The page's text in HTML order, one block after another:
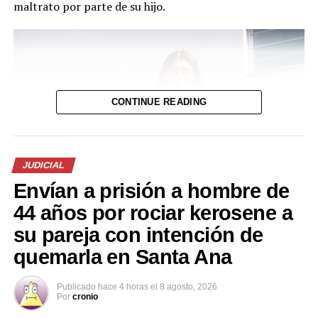
Fuerza Armada refuerza
En «Principal»
Ministro de Defensa verifica
seguridad en seguridad en
playas del oriente del país
9 abril, 2023
En «Principal»
RELATED TOPICS:
NACIONALES
maltrato por parte de su hijo.
CONTINUE READING
JUDICIAL
Envían a prisión a hombre de
44 años por rociar kerosene a
su pareja con intención de
quemarla en Santa Ana
Publicado hace 4 horas el 8 agosto, 2026
Por cronio